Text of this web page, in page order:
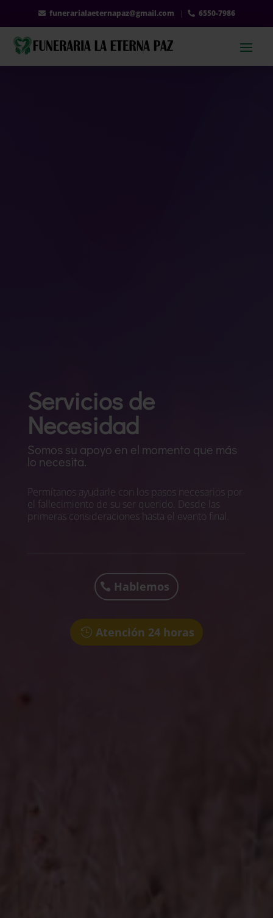
funerarialaeternapaz@gmail.com | 6550-7986
Servicios de
Necesidad
Somos su apoyo en el momento que más
lo necesita.
Permítanos ayudarle con los pasos necesarios por
el fallecimiento de su ser querido. Desde las
primeras consideraciones hasta el evento final.
Hablemos
Atención 24 horas